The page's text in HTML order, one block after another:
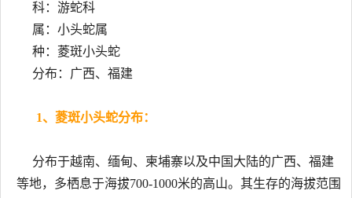
科：游蛇科
属：小头蛇属
种：菱斑小头蛇
分布：广西、福建
1、菱斑小头蛇分布：
分布于越南、缅甸、柬埔寨以及中国大陆的广西、福建
等地，多栖息于海拔700-1000米的高山。其生存的海拔范围